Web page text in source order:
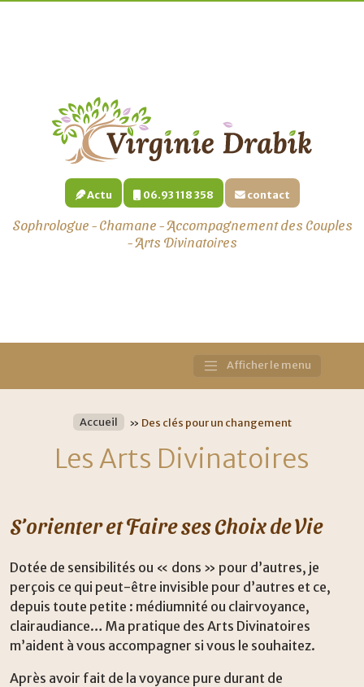
Actu 06.93 118 358 contact
Sophrologue - Chamane - Accompagnement des Couples
- Arts Divinatoires
Navigation
Afficher le menu
Accueil » Des clés pour un changement
Les Arts Divinatoires
S’orienter et Faire ses Choix de Vie
Dotée de sensibilités ou « dons » pour d’autres, je
perçois ce qui peut-être invisible pour d’autres et ce,
depuis toute petite : médiumnité ou clairvoyance,
clairaudiance… Ma pratique des Arts Divinatoires
m’aident à vous accompagner si vous le souhaitez.
Après avoir fait de la voyance pure durant de